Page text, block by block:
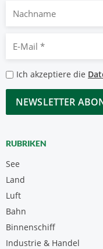
Nachname
Mail
*
*
Ich akzeptiere die
CAPTCHA
RUBRIKEN
See
Land
Luft
Bahn
Binnenschiff
Industrie & Handel